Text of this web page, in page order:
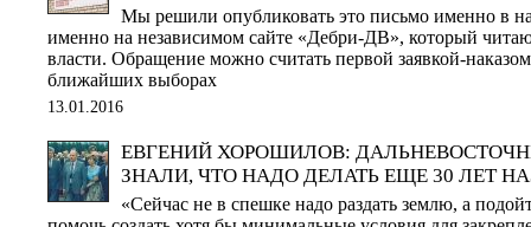
Мы решили опубликовать это письмо именно в
именно на независимом сайте «Дебри-ДВ», который
власти. Обращение можно считать первой заявкой-
ближайших выборах
13.01.2016
ЕВГЕНИЙ ХОРОШИЛОВ:
ЗНАЛИ, ЧТО НАДО ДЕЛАТЬ ЕЩЕ 30 ЛЕТ
«Сейчас не в спешке надо раздать землю, а